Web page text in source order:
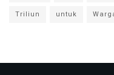
Triliun
untuk